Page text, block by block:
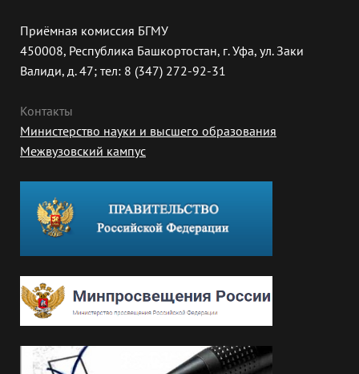
Приёмная комиссия БГМУ
450008, Республика Башкортостан, г. Уфа, ул. Заки
Валиди, д. 47; тел: 8 (347) 272-92-31
Контакты
Министерство науки и высшего образования
Межвузовский кампус